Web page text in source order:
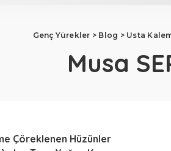
Genç Yürekler > Blog > Usta
Musa
Çöreklenen Hüzünler